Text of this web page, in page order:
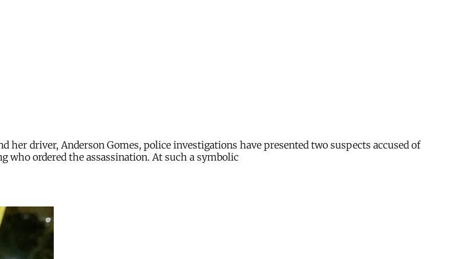
driver, Anderson Gomes, police investigations have presented two suspects accused of
ordered the assassination. At such a symbolic